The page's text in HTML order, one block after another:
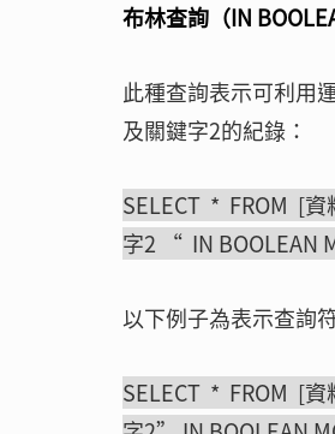
布林查詢（IN
此種查詢表示可利用
及關鍵字2的紀錄：
SELECT * FROM [
字2 “ IN BOOLEAN
以下例子為表示查詢
SELECT * FROM [